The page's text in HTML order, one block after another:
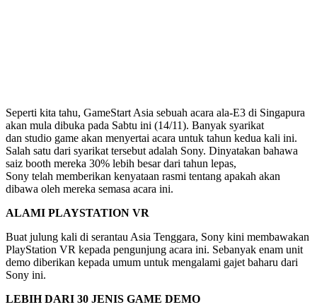
Seperti kita tahu, GameStart Asia sebuah acara ala-E3 di Singapura
akan mula dibuka pada Sabtu ini (14/11). Banyak syarikat
dan studio game akan menyertai acara untuk tahun kedua kali ini.
Salah satu dari syarikat tersebut adalah Sony. Dinyatakan bahawa
saiz booth mereka 30% lebih besar dari tahun lepas,
Sony telah memberikan kenyataan rasmi tentang apakah akan
dibawa oleh mereka semasa acara ini.
ALAMI PLAYSTATION VR
Buat julung kali di serantau Asia Tenggara, Sony kini membawakan
PlayStation VR kepada pengunjung acara ini. Sebanyak enam unit
demo diberikan kepada umum untuk mengalami gajet baharu dari
Sony ini.
LEBIH DARI 30 JENIS GAME DEMO